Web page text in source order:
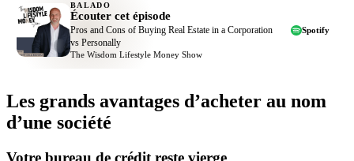
BALADO
Écouter cet épisode
Pros and Cons of Buying Real Estate in a Corporation
vs Personally
The Wisdom Lifestyle Money Show
Spotify
Les grands avantages d’acheter au nom
d’une société
Votre bureau de crédit reste vierge